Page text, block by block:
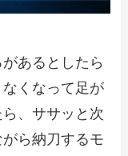
あるとしたら
くなって足が
、ササッと次
ら納刀するモ